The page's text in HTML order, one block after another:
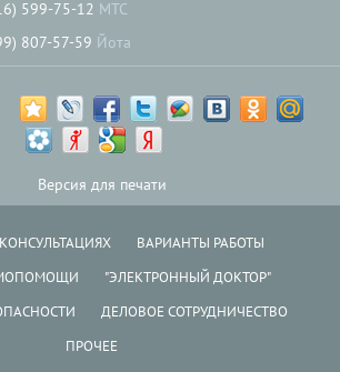
599-75-12 МТС
807-57-59 Йота
Версия для печати
ВАРИАНТЫ РАБОТЫ
"ЭЛЕКТРОННЫЙ ДОКТОР"
ДЕЛОВОЕ СОТРУДНИЧЕСТВО
ПРОЧЕЕ